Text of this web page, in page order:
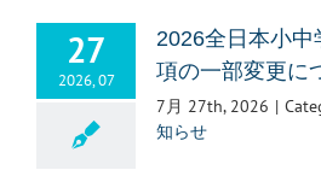
27
2026, 07
2026全日本小
項の一部変更に
7月 27th, 2026 |
知らせ